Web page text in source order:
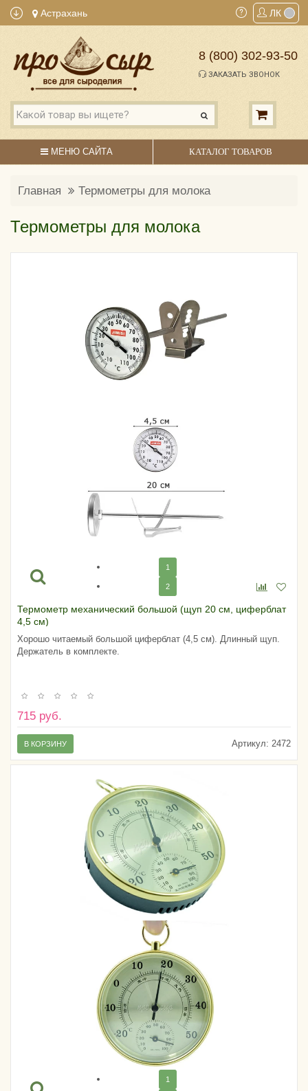
Астрахань ЛК
8 (800) 302-93-50
ЗАКАЗАТЬ ЗВОНОК
МЕНЮ САЙТА КАТАЛОГ ТОВАРОВ
Главная Термометры для молока
Термометры для молока
1
2
Термометр механический большой (щуп 20 см, циферблат
4,5 см)
Хорошо читаемый большой циферблат (4,5 см). Длинный щуп.
Держатель в комплекте.
715 руб.
Артикул: 2472
В КОРЗИНУ
1